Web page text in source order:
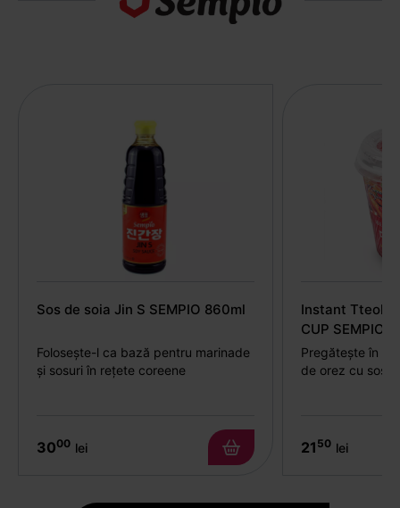
Sos de soia Jin S SEMPIO 860ml
Folosește-l ca bază pentru marinade
și sosuri în rețete coreene
3000 lei
Instant
CUP SEMPIO
Pregătește în
de orez cu sos
21 50 lei